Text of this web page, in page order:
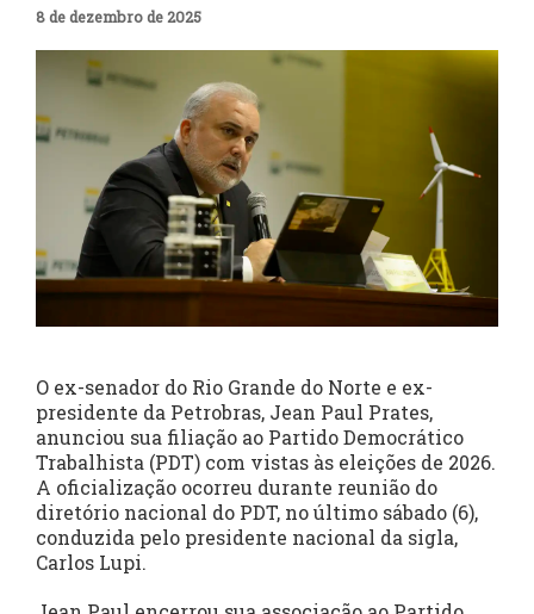
8 de dezembro de 2025
O ex-senador do Rio Grande do Norte e ex-
presidente da Petrobras, Jean Paul Prates,
anunciou sua filiação ao Partido Democrático
Trabalhista (PDT) com vistas às eleições de 2026.
A oficialização ocorreu durante reunião do
diretório nacional do PDT, no último sábado (6),
conduzida pelo presidente nacional da sigla,
Carlos Lupi.